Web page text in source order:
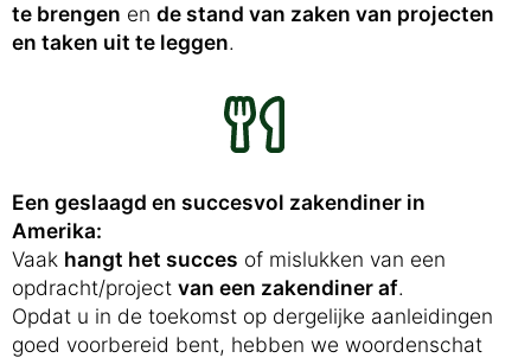
te brengen en de stand van zaken van projecten
en taken uit te leggen.
Een geslaagd en succesvol zakendiner in
Amerika:
Vaak hangt het succes of mislukken van een
opdracht/project van een zakendiner af.
Opdat u in de toekomst op dergelijke aanleidingen
goed voorbereid bent, hebben we woordenschat